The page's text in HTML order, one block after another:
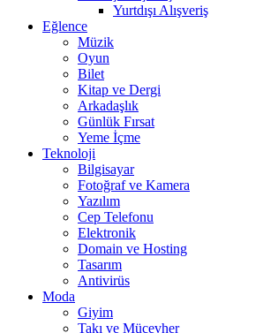
Yurtdışı Alışveriş
Eğlence
Müzik
Oyun
Bilet
Kitap ve Dergi
Arkadaşlık
Günlük Fırsat
Yeme İçme
Teknoloji
Bilgisayar
Fotoğraf ve Kamera
Yazılım
Cep Telefonu
Elektronik
Domain ve Hosting
Tasarım
Antivirüs
Moda
Giyim
Takı ve Mücevher